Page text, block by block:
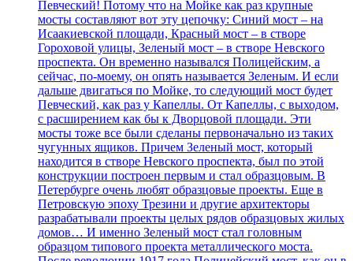
Певческий! Потому что на Мойке как раз крупные
мосты составляют вот эту цепочку: Синий мост – на
Исаакиевской площади, Красный мост – в створе
Гороховой улицы, Зеленый мост – в створе Невского
проспекта. Он временно назывался Полицейским, а
сейчас, по-моему, он опять называется Зеленым. И если
дальше двигаться по Мойке, то следующий мост будет
Певческий, как раз у Капеллы. От Капеллы, с выходом,
с расширением как бы к Дворцовой площади. Эти
мосты тоже все были сделаны первоначально из таких
чугунных ящиков. Причем Зеленый мост, который
находится в створе Невского проспекта, был по этой
конструкции построен первым и стал образцовым. В
Петербурге очень любят образцовые проекты. Еще в
Петровскую эпоху Трезини и другие архитекторы
разрабатывали проекты целых рядов образцовых жилых
домов… И именно Зеленый мост стал головным
образцом типового проекта металлического моста.